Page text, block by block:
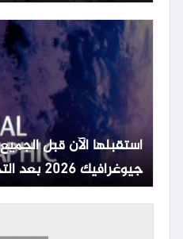
استقبلها الآن قبل
جيوغرافيك 2026 بعد التحديث الأخير